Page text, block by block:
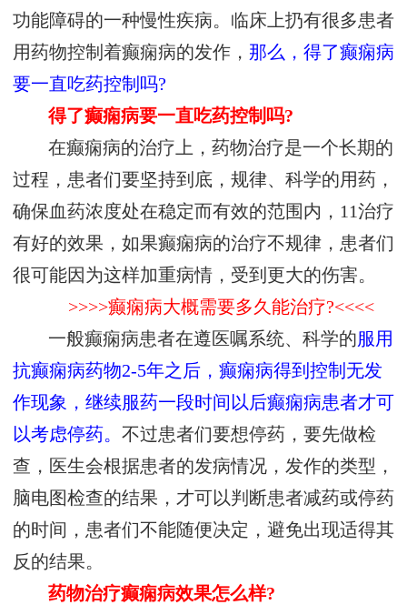
功能障碍的一种慢性疾病。临床上扔有很多患者
用药物控制着癫痫病的发作， 那么，得了癫痫病
要一直吃药控制吗?
得了癫痫病要一直吃药控制吗?
在癫痫病的治疗上，药物治疗是一个长期的
过程，患者们要坚持到底，规律、科学的用药，
确保血药浓度处在稳定而有效的范围内，11治疗
有好的效果，如果癫痫病的治疗不规律，患者们
很可能因为这样加重病情，受到更大的伤害。
>>>>癫痫病大概需要多久能治疗?<<<<
一般癫痫病患者在遵医嘱系统、科学的服用
抗癫痫病药物2-5年之后，癫痫病得到控制无发
作现象，继续服药一段时间以后癫痫病患者才可
以考虑停药。 不过患者们要想停药，要先做检
查，医生会根据患者的发病情况，发作的类型，
脑电图检查的结果，才可以判断患者减药或停药
的时间，患者们不能随便决定，避免出现适得其
反的结果。
药物治疗癫痫病效果怎么样?